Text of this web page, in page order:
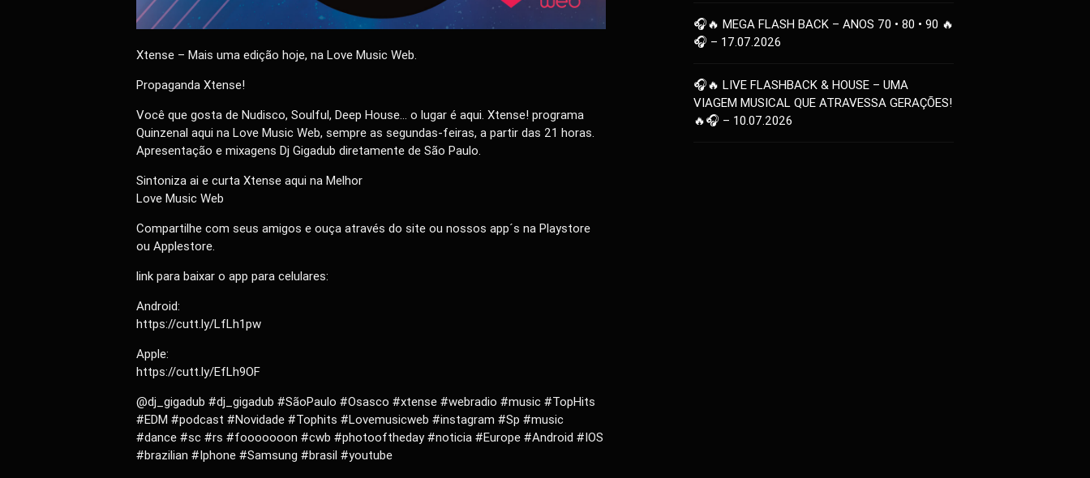
Xtense – Mais uma edição hoje, na Love Music Web.
Propaganda Xtense!
Você que gosta de Nudisco, Soulful, Deep House… o lugar é aqui. Xtense! programa
Quinzenal aqui na Love Music Web, sempre as segundas-feiras, a partir das 21 horas.
Apresentação e mixagens Dj Gigadub diretamente de São Paulo.
Sintoniza ai e curta Xtense aqui na Melhor
Love Music Web
Compartilhe com seus amigos e ouça através do site ou nossos app´s na Playstore
ou Applestore.
link para baixar o app para celulares:
Android:
https://cutt.ly/LfLh1pw
Apple:
https://cutt.ly/EfLh9OF
@dj_gigadub #dj_gigadub #SãoPaulo #Osasco #xtense #webradio #music #TopHits
#EDM #podcast #Novidade #Tophits #Lovemusicweb #instagram #Sp #music
#dance #sc #rs #fooooooon #cwb #photooftheday #noticia #Europe #Android #IOS
#brazilian #Iphone #Samsung #brasil #youtube
🎧🔥 MEGA FLASH BACK – ANOS 70 • 80 • 90 🔥
🎧 – 17.07.2026
🎧🔥 LIVE FLASHBACK & HOUSE – UMA
VIAGEM MUSICAL QUE ATRAVESSA GERAÇÕES!
🔥🎧 – 10.07.2026